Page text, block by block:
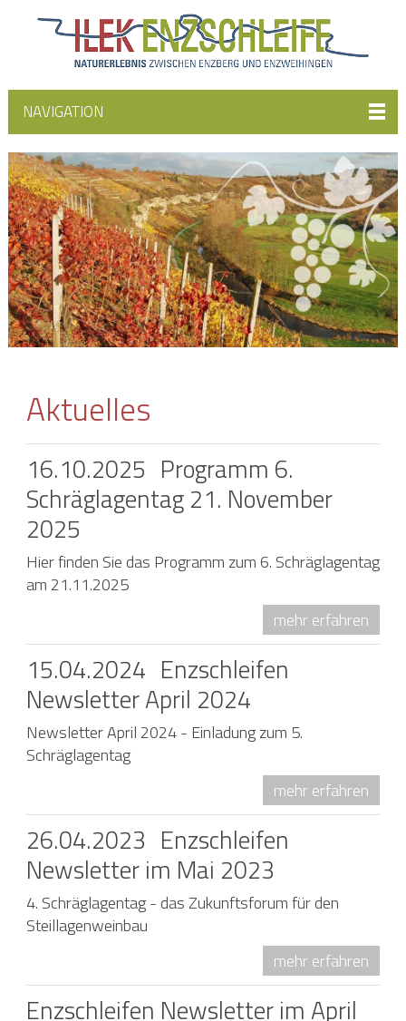
NAVIGATION
Aktuelles
16.10.2025 Programm 6.
Schräglagentag 21. November
2025
Hier finden Sie das Programm zum 6. Schräglagentag
am 21.11.2025
mehr erfahren
15.04.2024 Enzschleifen
Newsletter April 2024
Newsletter April 2024 - Einladung zum 5.
Schräglagentag
mehr erfahren
26.04.2023 Enzschleifen
Newsletter im Mai 2023
4. Schräglagentag - das Zukunftsforum für den
Steillagenweinbau
mehr erfahren
Enzschleifen Newsletter im April